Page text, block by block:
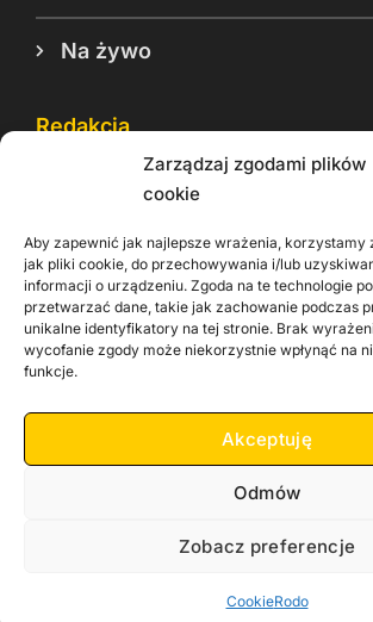
Zarządzaj zgodami plików
cookie
Aby zapewnić jak najlepsze wrażenia, korzystamy
jak pliki cookie, do przechowywania i/lub
informacji o urządzeniu. Zgoda na te technologie
przetwarzać dane, takie jak zachowanie podczas
unikalne identyfikatory na tej stronie. Brak
wycofanie zgody może niekorzystnie wpłynąć na
funkcje.
Akceptuję
Odmów
Zobacz preferencje
CookieRodo
Na żywo
Redakcja
Reklama
Rodo
Kontakt
Informacje dla